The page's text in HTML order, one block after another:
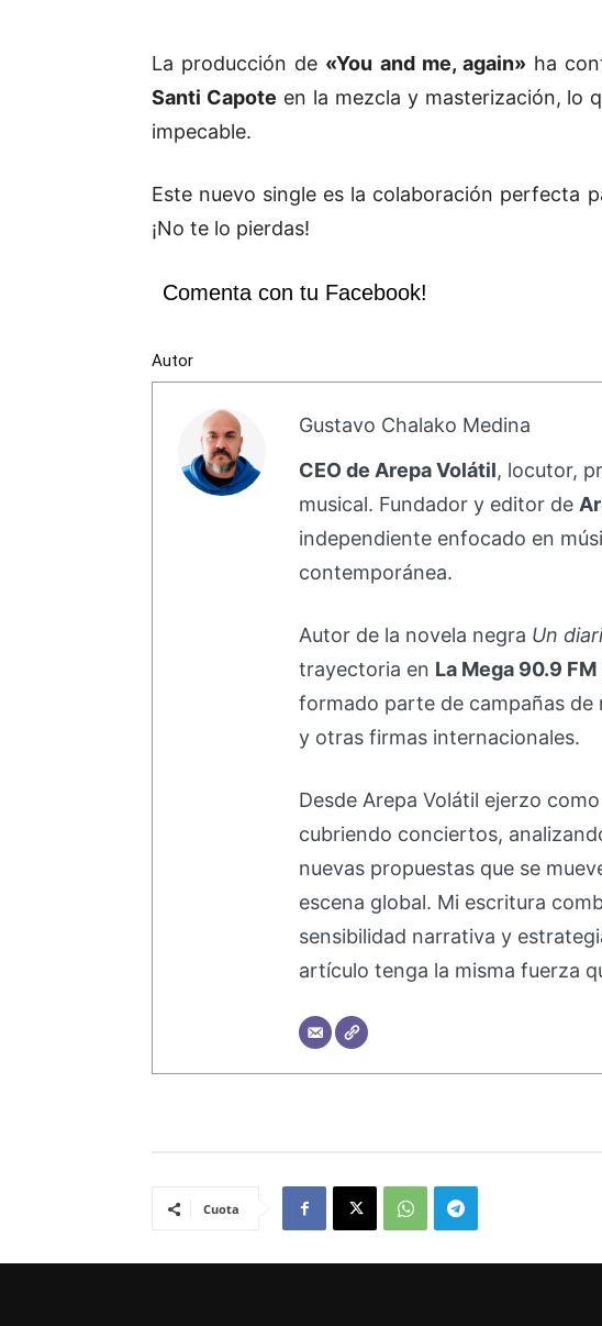
La producción de «You and me, again»ha
Santi Capote en la mezcla y masterización, lo
impecable.
Este nuevo single es la colaboración perfecta
¡No te lo pierdas!
Comenta con tu Facebook!
Autor
Gustavo Chalako Medina
CEO de Arepa Volátil, locutor,
musical. Fundador y editor de
independiente enfocado en
contemporánea.
Autor de la novela negra Un
trayectoria en La Mega 90.9
formado parte de campañas de
y otras firmas internacionales.
Desde Arepa Volátil ejerzo
cubriendo conciertos,
nuevas propuestas que se
escena global. Mi escritura
sensibilidad narrativa y
artículo tenga la misma fuerza
Cuota